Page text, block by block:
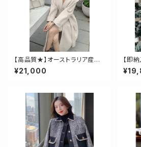
【高品質★】オーストラリア産ウ
ール使用、ロングガウンコート
¥21,000
【即
ート